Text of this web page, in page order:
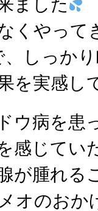
ました
くやって
しっか
を実感し
ウ病を患
感じて
が腫れる
オのお